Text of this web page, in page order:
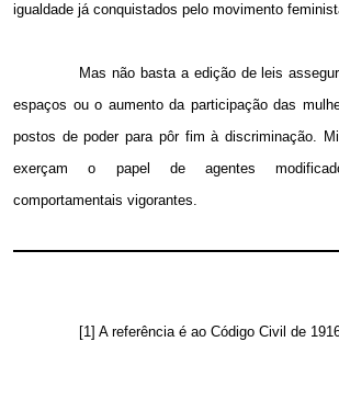
igualdade já conquistados pelo movimento
Mas não basta a edição de leis
espaços ou o aumento da participação das
postos de poder para pôr fim à discriminação.
exerçam o papel de agentes
comportamentais vigorantes.
[1] A referência é ao Código Civil de